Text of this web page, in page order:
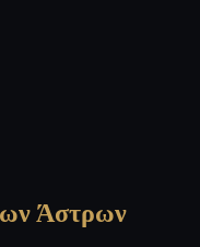
Άστρων